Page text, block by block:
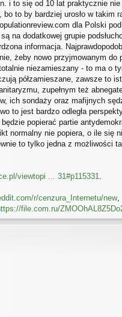
i to się od 10 lat praktycznie
to by bardziej urosło w takim
dla Polski
na dodatkowej grupie
informacja.
żeby nowo przyjmowanym
niezamieszany - to ma o
półzamieszane, zawsze to
zupełnym też
ich sondaży oraz mafijnych
to jest bardzo odległa
popierać partie
normalny nie popiera, o ile się
to tylko jedna z możliwości
viewtopi ... 31#p115331.
r/cenzura_Internetu/new,
file.com.ru/